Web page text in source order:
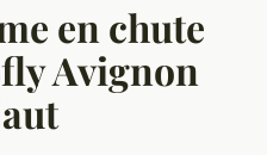
en chute
Avignon